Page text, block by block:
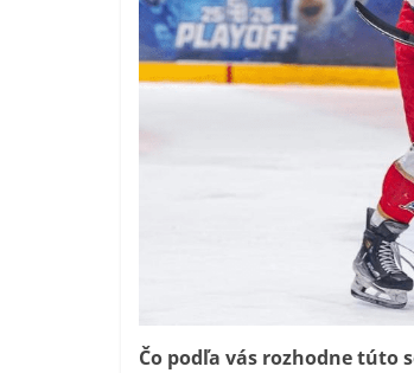
Čo podľa vás rozhodne túto